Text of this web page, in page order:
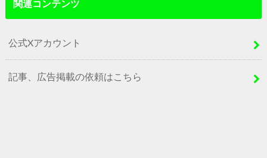
関連コンテンツ
公式Xアカウント
記事、広告掲載の依頼はこちら